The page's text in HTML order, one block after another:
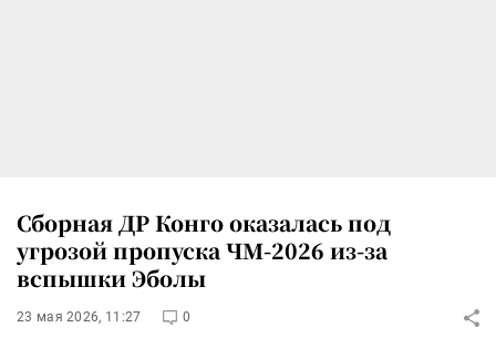
Сборная ДР Конго оказалась под
угрозой пропуска ЧМ-2026 из-за
вспышки Эболы
23 мая 2026, 11:27 0